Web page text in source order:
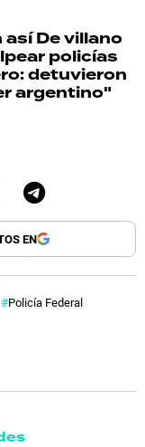
asíDe villano
policías
detuvieron
argentino"
EN
Policía Federal